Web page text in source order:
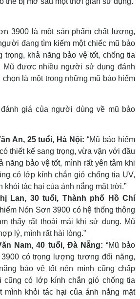
3900 là một sản phẩm chất lượng,
đang tìm kiếm một chiếc mũ bảo
trọng, khả năng bảo vệ tốt, chống tia
Mũ được nhiều người sử dụng đánh
là một trong những mũ bảo hiểm
giá của người dùng về mũ bảo
An, 25 tuổi, Hà Nội: “Mũ bảo hiểm
thiết kế sang trọng, vừa vặn với đầu
năng bảo vệ tốt, mình rất yên tâm khi
có lớp kính chắn gió chống tia UV,
khỏi tác hại của ánh nắng mặt trời.”
Lan, 30 tuổi, Thành phố Hồ Chí
Nón Sơn 3900 có hệ thống thông
thấy rất thoải mái khi sử dụng. Mũ
lý, mình rất hài lòng.”
Nam, 40 tuổi, Đà Nẵng: “Mũ bảo
có trọng lượng tương đối nặng,
bảo vệ tốt nên mình cũng chấp
cũng có lớp kính chắn gió chống tia
mình khỏi tác hại của ánh nắng mặt